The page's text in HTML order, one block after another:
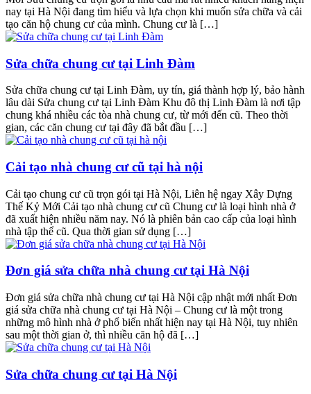
nay tại Hà Nội đang tìm hiểu và lựa chọn khi muốn sửa chữa và cải
tạo căn hộ chung cư của mình. Chung cư là […]
Sửa chữa chung cư tại Linh Đàm
Sửa chữa chung cư tại Linh Đàm, uy tín, giá thành hợp lý, bảo hành
lâu dài Sửa chung cư tại Linh Đàm Khu đô thị Linh Đàm là nơi tập
chung khá nhiều các tòa nhà chung cư, từ mới đến cũ. Theo thời
gian, các căn chung cư tại đây đã bắt đầu […]
Cải tạo nhà chung cư cũ tại hà nội
Cải tạo chung cư cũ trọn gói tại Hà Nội, Liên hệ ngay Xây Dựng
Thế Kỷ Mới Cải tạo nhà chung cư cũ Chung cư là loại hình nhà ở
đã xuất hiện nhiều năm nay. Nó là phiên bản cao cấp của loại hình
nhà tập thể cũ. Qua thời gian sử dụng […]
Đơn giá sửa chữa nhà chung cư tại Hà Nội
Đơn giá sửa chữa nhà chung cư tại Hà Nội cập nhật mới nhất Đơn
giá sửa chữa nhà chung cư tại Hà Nội – Chung cư là một trong
những mô hình nhà ở phổ biến nhất hiện nay tại Hà Nội, tuy nhiên
sau một thời gian ở, thì nhiều căn hộ đã […]
Sửa chữa chung cư tại Hà Nội